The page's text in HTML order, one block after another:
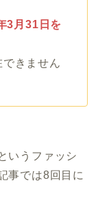
3月31日を
きません
いうファッシ
事では8回目に